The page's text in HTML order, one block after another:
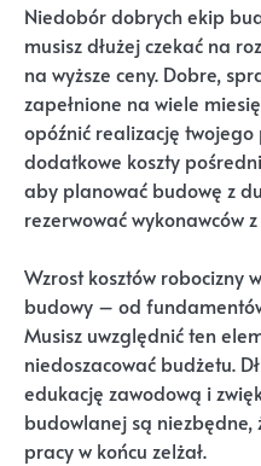
Niedobór dobrych ekip
musisz dłużej czekać na
na wyższe ceny. Dobre,
zapełnione na wiele
opóźnić realizację
dodatkowe koszty
aby planować budowę z
rezerwować wykonawców
Wzrost kosztów robocizny
budowy – od
Musisz uwzględnić ten
niedoszacować budżetu.
edukację zawodową i
budowlanej są
pracy w końcu zelżał.